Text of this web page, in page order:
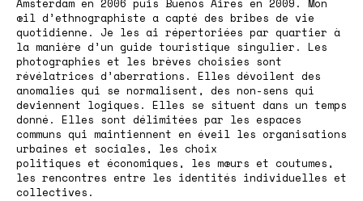
œil d’ethnographiste a capté des bribes de vie
quotidienne. Je les ai répertoriées par quartier à
la manière d’un guide touristique singulier. Les
photographies et les brèves choisies sont
révélatrices d’aberrations. Elles dévoilent des
anomalies qui se normalisent, des non-sens qui
deviennent logiques. Elles se situent dans un temps
donné. Elles sont délimitées par les espaces
communs qui maintiennent en éveil les organisations
urbaines et sociales, les choix
politiques et économiques, les mœurs et coutumes,
les rencontres entre les identités individuelles et
collectives.